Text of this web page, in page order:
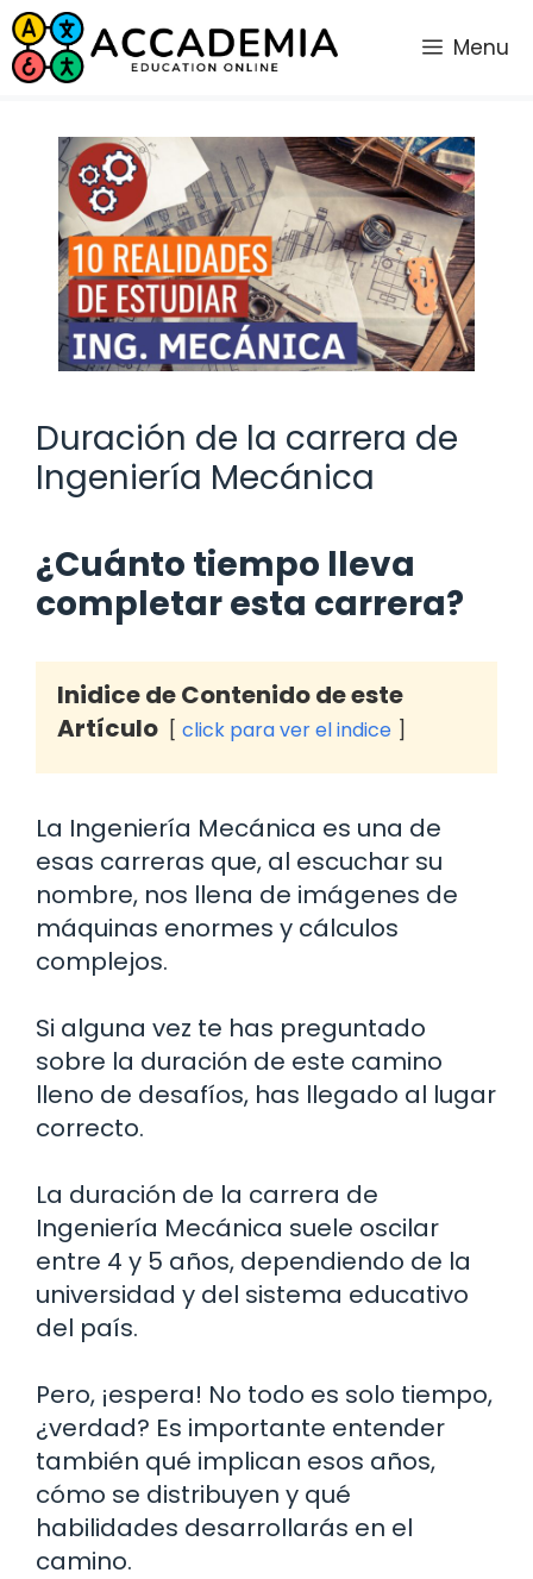
Saltar
al
contenido
Menu
Duración de la carrera de
Ingeniería Mecánica
¿Cuánto tiempo lleva
completar esta carrera?
Inidice de Contenido de este
Artículo
click para ver el indice
La Ingeniería Mecánica es una de
esas carreras que, al escuchar su
nombre, nos llena de imágenes de
máquinas enormes y cálculos
complejos.
Si alguna vez te has preguntado
sobre la duración de este camino
lleno de desafíos, has llegado al lugar
correcto.
La duración de la carrera de
Ingeniería Mecánica suele oscilar
entre 4 y 5 años, dependiendo de la
universidad y del sistema educativo
del país.
Pero, ¡espera! No todo es solo tiempo,
¿verdad? Es importante entender
también qué implican esos años,
cómo se distribuyen y qué
habilidades desarrollarás en el
camino.